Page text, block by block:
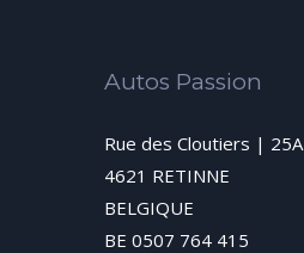
Autos Passion
Rue des Cloutiers | 25A
4621 RETINNE
BELGIQUE
BE 0507 764 415